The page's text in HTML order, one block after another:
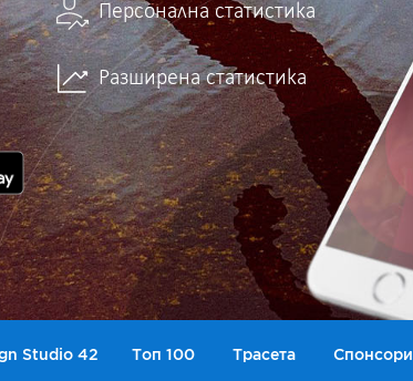
Персонална статистика
Разширена статистика
Studio 42 Топ 100 Трасета Спонсори